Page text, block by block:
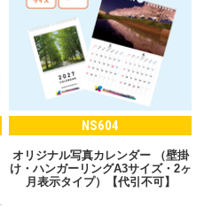
NS604
オリジナル写真カレンダー （壁掛
け・ハンガーリングA3サイズ・2ヶ
月表示タイプ）【代引不可】